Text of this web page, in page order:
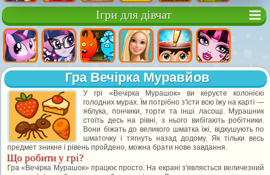
Ігри для дівчат
Гра Вечірка Муравйов
У грі «Вечірка Мурашок» ви керуєте колонією
голодних мурах. Їм потрібно з'їсти всю їжу на карті —
яблука, пончики, торти та інші ласощі. Мурашник
стоїть десь на рівні, з нього вибігають робітники.
Вони біжать до великого шматка їжі, відкушують по
шматочку і тягнуть назад додому. Як тільки весь
предмет зникне і рівень пройдено, можна брати нове завдання.
Що робити у грі?
Гра «Вечірка Мурашок» працює просто. На екрані з'являється величезний